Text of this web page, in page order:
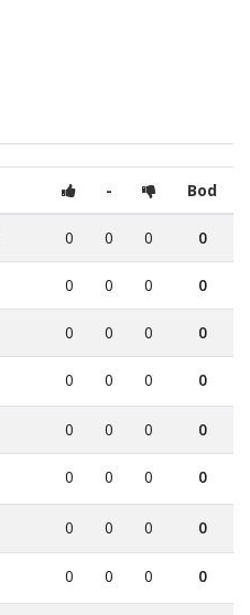
- Bod
0 0 0 0
0 0 0 0
0 0 0 0
0 0 0 0
0 0 0 0
0 0 0 0
0 0 0 0
0 0 0 0